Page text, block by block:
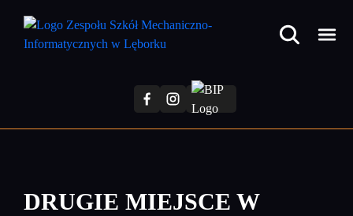
treści
DRUGIE MIEJSCE W